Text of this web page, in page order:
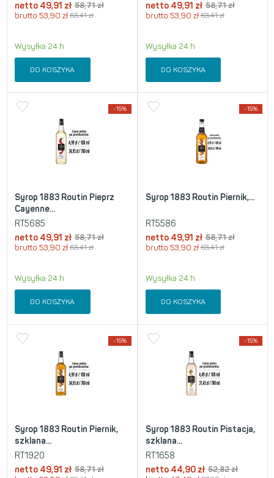
netto 49,91 zł 58,71zł
brutto 53,90 zł 63,41zł
Wysyłka 24 h
DO KOSZYKA
netto 49,91 zł 58,71zł
brutto 53,90 zł 63,41zł
Wysyłka 24 h
DO KOSZYKA
-15%
Syrop 1883 Routin Pieprz
Cayenne...
RT5685
netto 49,91 zł 58,71zł
brutto 53,90 zł 63,41zł
Wysyłka 24 h
DO KOSZYKA
-15%
Syrop 1883 Routin Piernik,...
RT5586
netto 49,91 zł 58,71zł
brutto 53,90 zł 63,41zł
Wysyłka 24 h
DO KOSZYKA
-15%
Syrop 1883 Routin Piernik,
szklana...
RT1920
netto 49,91 zł 58,71zł
-15%
Syrop 1883 Routin Pistacja,
szklana...
RT1658
netto 44,90 zł 52,82zł